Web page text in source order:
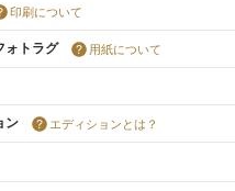
印刷について
トラグ 用紙について
ン エディションとは？